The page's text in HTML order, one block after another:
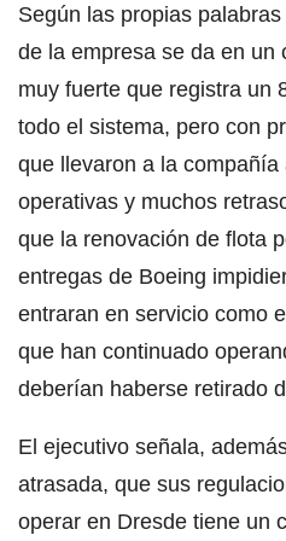
Según las propias
de la empresa se da en un
muy fuerte que registra un
todo el sistema, pero con
que llevaron a la
operativas y muchos
que la renovación de flota
entregas de Boeing
entraran en servicio como
que han continuado
deberían haberse retirado
El ejecutivo señala,
atrasada, que sus
operar en Dresde tiene un